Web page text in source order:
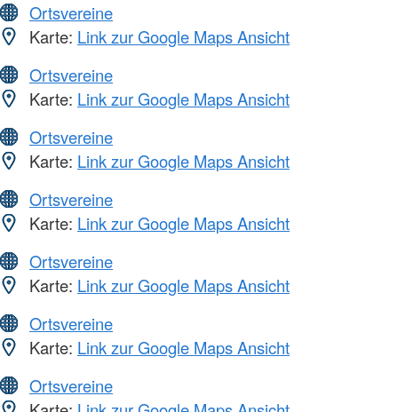
Ortsvereine
Karte: Link zur Google Maps Ansicht
Ortsvereine
Karte: Link zur Google Maps Ansicht
Ortsvereine
Karte: Link zur Google Maps Ansicht
Ortsvereine
Karte: Link zur Google Maps Ansicht
Ortsvereine
Karte: Link zur Google Maps Ansicht
Ortsvereine
Karte: Link zur Google Maps Ansicht
Ortsvereine